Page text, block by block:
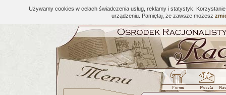
Używamy cookies w celach świadczenia usług, reklamy i statystyk.
urządzeniu. Pamiętaj, że zawsze możesz